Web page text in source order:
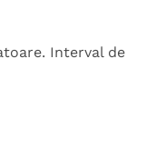
Interval de